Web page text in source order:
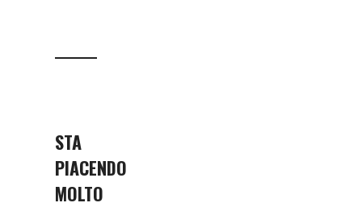
STA
PIACENDO
MOLTO